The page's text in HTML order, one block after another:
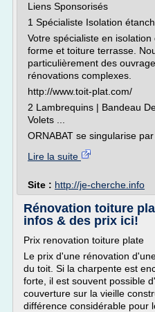
Liens Sponsorisés
1 Spécialiste Isolation
Votre spécialiste en
forme et toiture terrasse.
particulièrement des
rénovations complexes.
http://www.toit-plat.com/
2 Lambrequins | Bandeau
Volets ...
ORNABAT se singularise par
Lire la suite
Site : http://je-cherche.info
Rénovation toiture
infos & des prix ici!
Prix renovation toiture plate
Le prix d'une rénovation
du toit. Si la charpente est
forte, il est souvent possible
couverture sur la vieille
différence considérable pour